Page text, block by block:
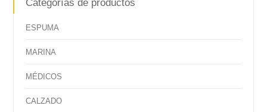
Categorías de productos
ESPUMA
MARINA
MÉDICOS
CALZADO